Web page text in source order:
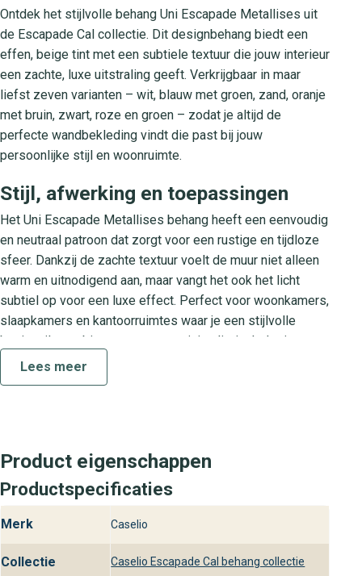
Ontdek het stijlvolle behang Uni Escapade Metallises uit
de Escapade Cal collectie. Dit designbehang biedt een
effen, beige tint met een subtiele textuur die jouw interieur
een zachte, luxe uitstraling geeft. Verkrijgbaar in maar
liefst zeven varianten – wit, blauw met groen, zand, oranje
met bruin, zwart, roze en groen – zodat je altijd de
perfecte wandbekleding vindt die past bij jouw
persoonlijke stijl en woonruimte.
Stijl, afwerking en toepassingen
Het Uni Escapade Metallises behang heeft een eenvoudig
en neutraal patroon dat zorgt voor een rustige en tijdloze
sfeer. Dankzij de zachte textuur voelt de muur niet alleen
warm en uitnodigend aan, maar vangt het ook het licht
subtiel op voor een luxe effect. Perfect voor woonkamers,
slaapkamers en kantoorruimtes waar je een stijlvolle
basis wilt combineren met een minimalistisch design.
De Escapade Cal collectie
creëren. Met de Uni Escapade Metallises speel je in op de
nieuwste interieurtrends zonder in te leveren op tijdloze
elegantie.
Materiaal: Hoogwaardig vliesbehang voor optimale
Lees meer
Product eigenschappen
Productspecificaties
Merk Caselio
Collectie Caselio Escapade Cal behang collectie